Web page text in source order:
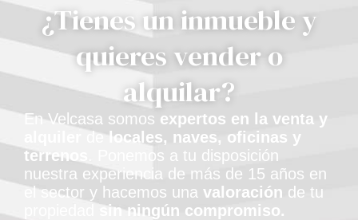
¿Tienes un inmueble y
quieres vender o
alquilar?
En Velcasa somos expertos en la venta y
delocales, naves, oficinas y
terrenos
. Ponemos a tu disposición
nuestra experiencia de más de 15 años en
el sector y hacemos una valoración de tu
sin ningún compromiso.